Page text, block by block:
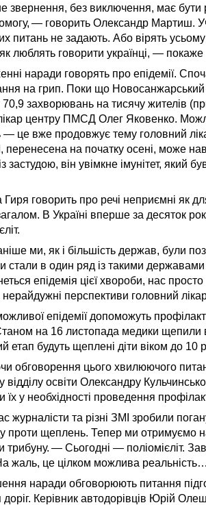
звернення, без виключення, має
— говорить Олександр Мартиш.
питань не задають. Або вірять
люблять говорити українці, — покаже
наради говорять про епідемії.
на грип. Поки що Новосанжарський
70,9 захворювань на тисячу жителів
центру ПМСД Олег Яковенко.
— це вже продовжує тему головний
перенесена на початку осені, може
застудою, він увімкне імунітет, який
Гиря говорить про речі неприємні як
В Україні вперше за десяток
ми, як і більшість держав, були
стали в один ряд із такими
епідемія цієї хвороби, нас
перспективи головний
епідемії допоможуть
на 16 листопада медики щепили
етап будуть щеплені діти віком до 10
обговорення цього хвилюючого
відділу освіти Олександру
їх у необхідності проведення
журналісти та різні ЗМІ зробили
проти щеплень. Тепер ми отримуємо
— Сьогодні — поліомієліт.
жаль, це цілком можлива
наради обговорюють питання
Керівник автодорівців Юрій